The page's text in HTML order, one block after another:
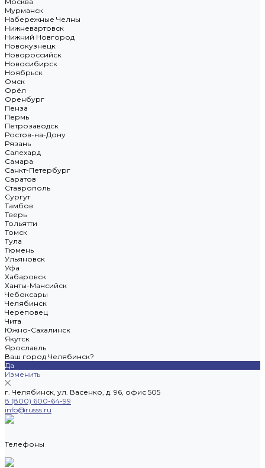
Мурманск
Набережные Челны
Нижневартовск
Нижний Новгород
Новокузнецк
Новороссийск
Новосибирск
Ноябрьск
Омск
Орёл
Оренбург
Пенза
Пермь
Петрозаводск
Ростов-на-Дону
Рязань
Салехард
Самара
Санкт-Петербург
Саратов
Ставрополь
Сургут
Тамбов
Тверь
Тольятти
Томск
Тула
Тюмень
Ульяновск
Уфа
Хабаровск
Ханты-Мансийск
Чебоксары
Челябинск
Череповец
Чита
Южно-Сахалинск
Якутск
Ярославль
Ваш город Челябинск?
Да
Изменить
г. Челябинск, ул. Васенко, д. 96, офис 505
8 (800) 600-64-99
info@russs.ru
Телефоны